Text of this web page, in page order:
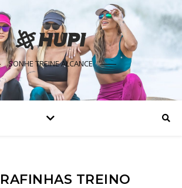
SONHE TREINE ALCANCE
TREINO